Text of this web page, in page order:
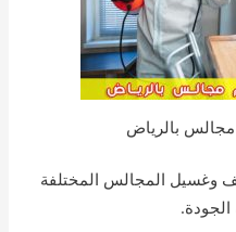
بالرياض
وغسيل المجالس المختلفة
الجودة.